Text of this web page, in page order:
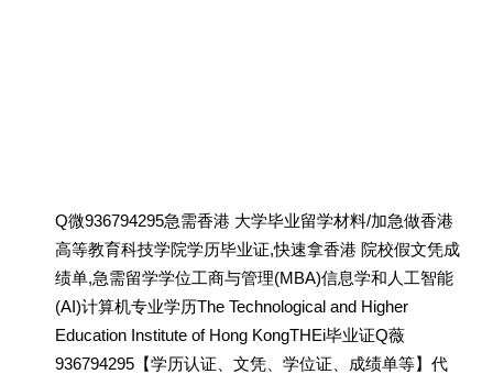
Q微936794295急需香港 大学毕业留学材料/加急做香港
高等教育科技学院学历毕业证,快速拿香港 院校假文凭成
绩单,急需留学学位工商与管理(MBA)信息学和人工智能
(AI)计算机专业学历The Technological and Higher
Education Institute of Hong KongTHEi毕业证Q薇
936794295【学历认证、文凭、学位证、成绩单等】代